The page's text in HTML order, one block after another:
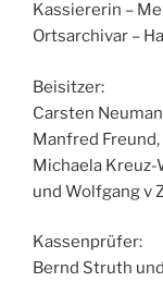
Kassiererin –
Ortsarchivar –
Beisitzer:
Carsten
Manfred
Michaela
und Wolfgang v
Kassenprüfer:
Bernd Struth